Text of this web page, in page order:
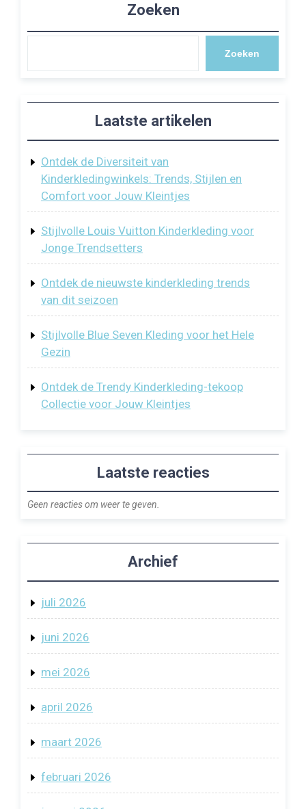
Zoeken
Zoeken
Laatste artikelen
Ontdek de Diversiteit van
Kinderkledingwinkels: Trends, Stijlen en
Comfort voor Jouw Kleintjes
Stijlvolle Louis Vuitton Kinderkleding voor
Jonge Trendsetters
Ontdek de nieuwste kinderkleding trends
van dit seizoen
Stijlvolle Blue Seven Kleding voor het Hele
Gezin
Ontdek de Trendy Kinderkleding-tekoop
Collectie voor Jouw Kleintjes
Laatste reacties
Geen reacties om weer te geven.
Archief
juli 2026
juni 2026
mei 2026
april 2026
maart 2026
februari 2026